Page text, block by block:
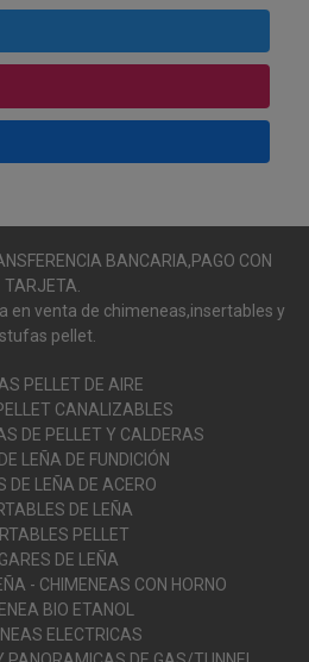
BANCARIA,PAGO CON
TARJETA.
en venta de chimeneas,insertables y
pellet.
PELLET DE AIRE
CANALIZABLES
DE PELLET Y CALDERAS
LEÑA DE FUNDICIÓN
DE LEÑA DE ACERO
DE LEÑA
PELLET
DE LEÑA
- CHIMENEAS CON HORNO
BIO ETANOL
ELECTRICAS